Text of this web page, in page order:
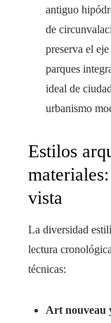
antiguo
de
preserva el
parques
ideal de
urbanismo
Estilos
vista
La diversidad
lectura
técnicas:
Art nouveau